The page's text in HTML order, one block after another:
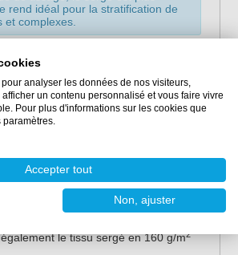
rend idéal pour la stratification de
et complexes.
g/m2sergé est un tissu léger destiné
et de revêtements. Les fils
invisibles dans la résine époxy, ce
le tissu sergé est très souple.
donc parfaitement à la
(rondes).
le tissu sergé en 160 g/m2
analyser les données de nos visiteurs,
un contenu personnalisé et vous faire vivre
Pour plus d'informations sur les cookies que
paramètres.
Accepter tout
Non, ajuster